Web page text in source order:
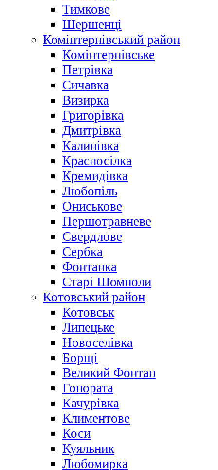
Тимкове
Шершенці
Комінтернівський район
Комінтернівське
Петрівка
Сичавка
Визирка
Григорівка
Дмитрівка
Калинівка
Красносілка
Кремидівка
Любопіль
Ониськове
Першотравневе
Свердлове
Сербка
Фонтанка
Старі Шомполи
Котовський район
Котовськ
Липецьке
Новоселівка
Борщі
Великий Фонтан
Гонората
Качурівка
Климентове
Коси
Куяльник
Любомирка